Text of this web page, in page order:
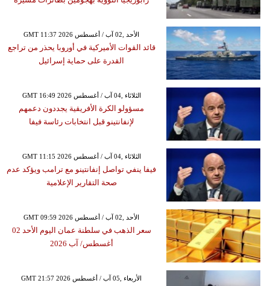
GMT 11:37 2026 الأحد ,02 آب / أغسطس
قائد القوات الأميركية في أوروبا يحذر من تراجع
القدرة على حماية إسرائيل
GMT 16:49 2026 الثلاثاء ,04 آب / أغسطس
مسؤولو الكرة الأفريقية يجددون دعمهم
لإنفانتينو قبل انتخابات رئاسة فيفا
GMT 11:15 2026 الثلاثاء ,04 آب / أغسطس
فيفا ينفي تواصل إنفانتينو مع ترامب ويؤكد عدم
صحة التقارير الإعلامية
GMT 09:59 2026 الأحد ,02 آب / أغسطس
سعر الذهب في سلطنة عمان اليوم الأحد 02
أغسطس/ آب 2026
GMT 21:57 2026 الأربعاء ,05 آب / أغسطس